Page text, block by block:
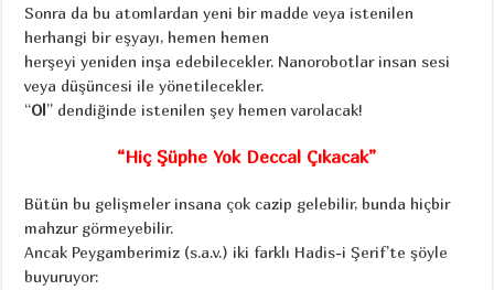
Sonra da bu atomlardan yeni bir madde veya istenilen
herhangi bir eşyayı, hemen hemen
herşeyi yeniden inşa edebilecekler. Nanorobotlar insan sesi
veya düşüncesi ile yönetilecekler.
“Ol” dendiğinde istenilen şey hemen varolacak!
“Hiç Şüphe Yok Deccal Çıkacak”
Bütün bu gelişmeler insana çok cazip gelebilir, bunda hiçbir
mahzur görmeyebilir.
Ancak Peygamberimiz (s.a.v.) iki farklı Hadis-i Şerif’te şöyle
buyuruyor: